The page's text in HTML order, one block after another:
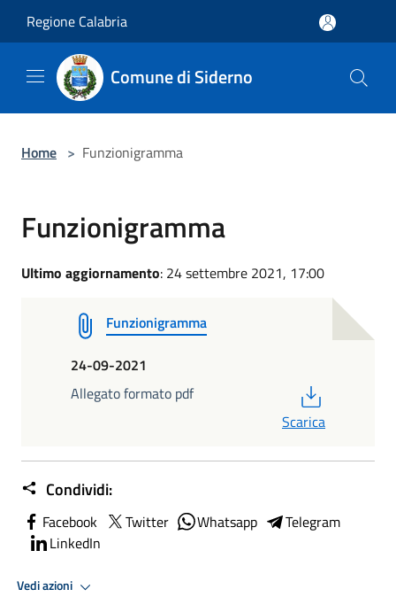
Regione Calabria
Comune di Siderno
Home > Funzionigramma
Funzionigramma
Ultimo aggiornamento: 24 settembre 2021, 17:00
Funzionigramma
24-09-2021
Allegato formato pdf
Scarica
Condividi:
Facebook Twitter Whatsapp
Telegram
LinkedIn
Vedi azioni